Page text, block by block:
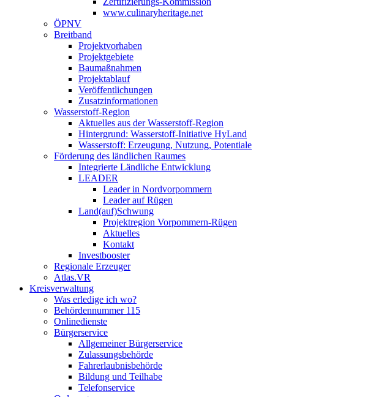
www.culinaryheritage.net
ÖPNV
Breitband
Projektvorhaben
Projektgebiete
Baumaßnahmen
Projektablauf
Veröffentlichungen
Zusatzinformationen
Wasserstoff-Region
Aktuelles aus der Wasserstoff-Region
Hintergrund: Wasserstoff-Initiative HyLand
Wasserstoff: Erzeugung, Nutzung, Potentiale
Förderung des ländlichen Raumes
Integrierte Ländliche Entwicklung
LEADER
Leader in Nordvorpommern
Leader auf Rügen
Land(auf)Schwung
Projektregion Vorpommern-Rügen
Aktuelles
Kontakt
Investbooster
Regionale Erzeuger
Atlas.VR
Kreisverwaltung
Was erledige ich wo?
Behördennummer 115
Onlinedienste
Bürgerservice
Allgemeiner Bürgerservice
Zulassungsbehörde
Fahrerlaubnisbehörde
Bildung und Teilhabe
Telefonservice